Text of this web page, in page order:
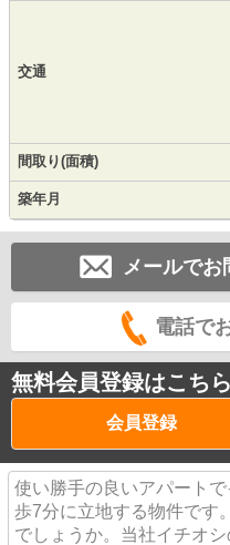
交通
間取り(面積)
築年月
メールでお
電話で
無料会員登録はこちら
会員登録
使い勝手の良いアパート
歩7分に立地する物件です
でしょうか。当社イチオ